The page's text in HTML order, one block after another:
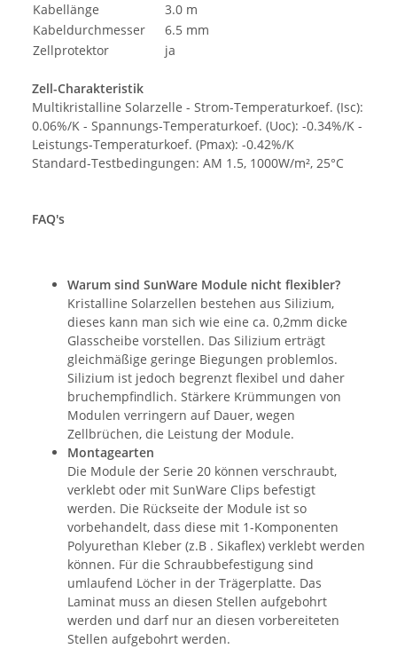
Kabellänge
3.0 m
Kabeldurchmesser
6.5 mm
Zellprotektor
ja
Zell-Charakteristik
Multikristalline Solarzelle - Strom-Temperaturkoef. (Isc):
0.06%/K - Spannungs-Temperaturkoef. (Uoc): -0.34%/K -
Leistungs-Temperaturkoef. (Pmax): -0.42%/K
Standard-Testbedingungen: AM 1.5, 1000W/m², 25°C
FAQ's
Warum sind SunWare Module nicht flexibler?
Kristalline Solarzellen bestehen aus Silizium,
dieses kann man sich wie eine ca. 0,2mm dicke
Glasscheibe vorstellen. Das Silizium erträgt
gleichmäßige geringe Biegungen problemlos.
Silizium ist jedoch begrenzt flexibel und daher
bruchempfindlich. Stärkere Krümmungen von
Modulen verringern auf Dauer, wegen
Zellbrüchen, die Leistung der Module.
Montagearten
Die Module der Serie 20 können verschraubt,
verklebt oder mit SunWare Clips befestigt
werden. Die Rückseite der Module ist so
vorbehandelt, dass diese mit 1-Komponenten
Polyurethan Kleber (z.B . Sikaflex) verklebt werden
können. Für die Schraubbefestigung sind
umlaufend Löcher in der Trägerplatte. Das
Laminat muss an diesen Stellen aufgebohrt
werden und darf nur an diesen vorbereiteten
Stellen aufgebohrt werden.